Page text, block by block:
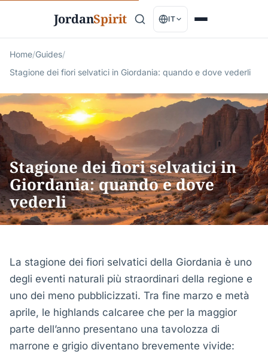
JordanSpirit IT
Home/Guides/
Stagione dei fiori selvatici in Giordania: quando e dove vederli
Stagione dei fiori selvatici in
Giordania: quando e dove
vederli
La stagione dei fiori selvatici della Giordania è uno
degli eventi naturali più straordinari della regione e
uno dei meno pubblicizzati. Tra fine marzo e metà
aprile, le highlands calcaree che per la maggior
parte dell’anno presentano una tavolozza di
marrone e grigio diventano brevemente vivide: